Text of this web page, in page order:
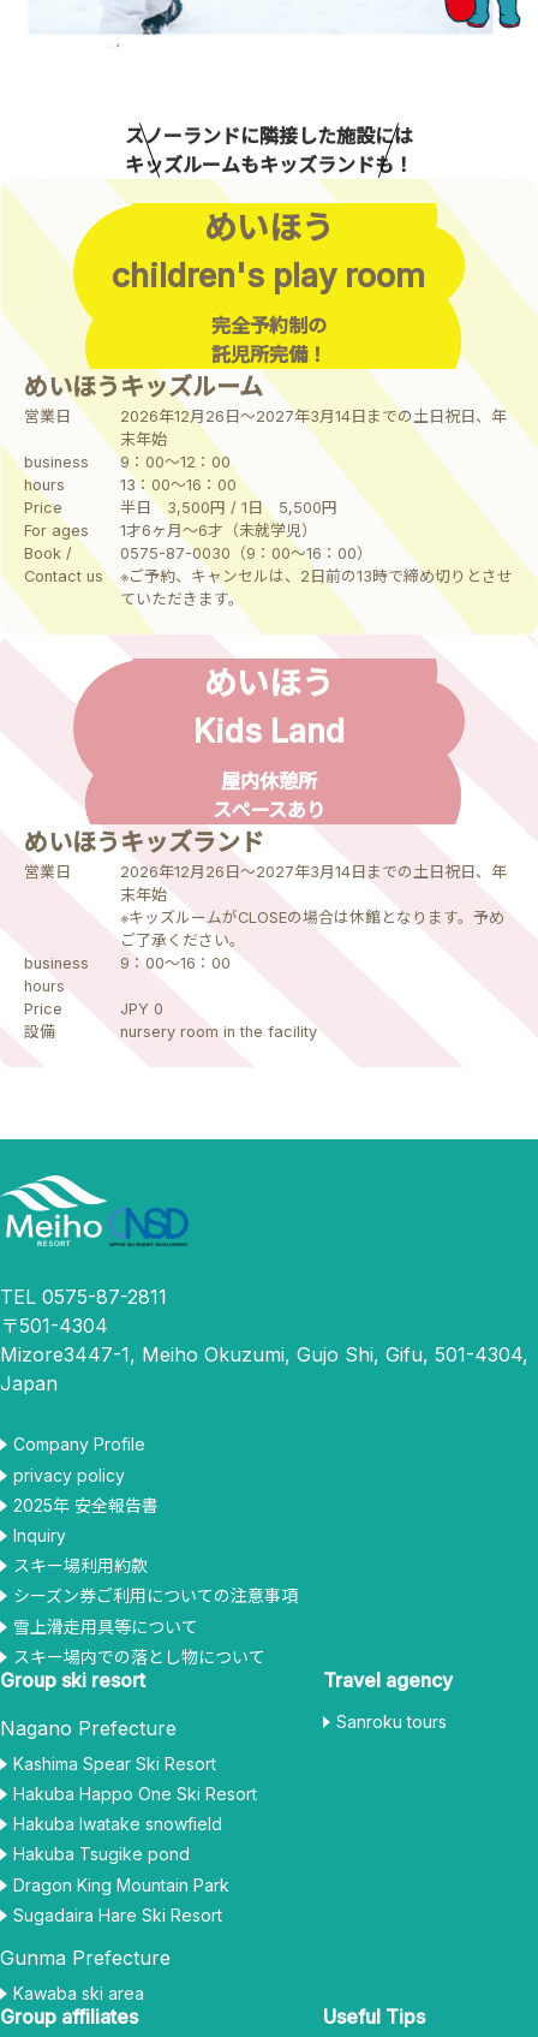
スノーランドに隣接した施設には
キッズルームもキッズランドも！
めいほう
children's play room
完全予約制の
託児所完備！
めいほうキッズルーム
営業日
2026年12月26日～2027年3月14日までの土日祝日、年
末年始
business
hours
9：00～12：00
13：00～16：00
Price
半日 3,500円 / 1日 5,500円
For ages
1才6ヶ月～6才（未就学児）
Book /
Contact us
0575-87-0030（9：00～16：00）
※ご予約、キャンセルは、2日前の13時で締め切りとさせ
ていただきます。
めいほう
Kids Land
屋内休憩所
スペースあり
めいほうキッズランド
営業日
2026年12月26日～2027年3月14日までの土日祝日、年
末年始
※キッズルームがCLOSEの場合は休館となります。予め
ご了承ください。
business
hours
9：00～16：00
Price
JPY 0
設備
nursery room in the facility
TEL 0575-87-2811
〒501-4304
Mizore3447-1, Meiho Okuzumi, Gujo Shi, Gifu, 501-4304,
Japan
Company Profile
privacy policy
2025年 安全報告書
Inquiry
スキー場利用約款
シーズン券ご利用についての注意事項
雪上滑走用具等について
スキー場内での落とし物について
Group ski resort
Nagano Prefecture
Kashima Spear Ski Resort
Hakuba Happo One Ski Resort
Hakuba Iwatake snowfield
Hakuba Tsugike pond
Dragon King Mountain Park
Sugadaira Hare Ski Resort
Gunma Prefecture
Kawaba ski area
Travel agency
Sanroku tours
Group affiliates Useful Tips